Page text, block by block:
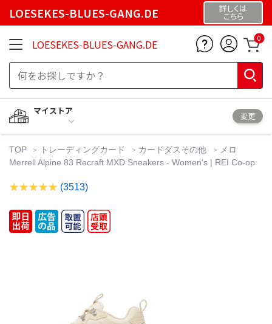
LOESEKES-BLUES-GANG.DE 詳しくは
こちら
LOESEKES-BLUES-GANG.DE 0
マイストア
変更
TOP トレーディングカード カードダスその他
メロ
Merrell Alpine 83 Recraft MXD Sneakers - Women's | REI Co-op
(3513)